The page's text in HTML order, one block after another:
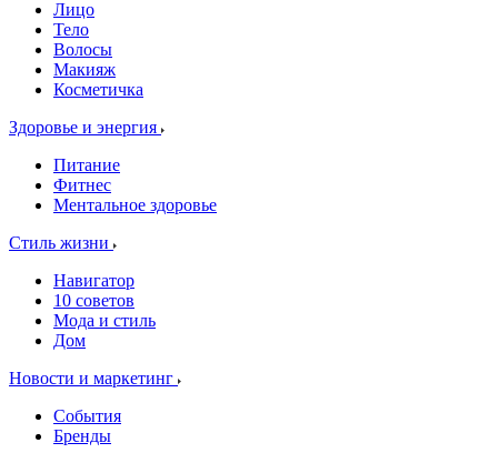
Лицо
Тело
Волосы
Макияж
Косметичка
Здоровье и энергия
Питание
Фитнес
Ментальное здоровье
Стиль жизни
Навигатор
10 советов
Мода и стиль
Дом
Новости и маркетинг
События
Бренды